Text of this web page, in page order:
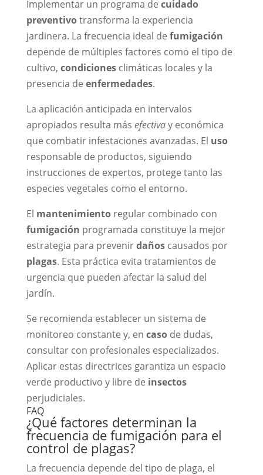
Implementar un programa de cuidado
preventivotransforma la experiencia
jardinera. La frecuencia ideal de fumigación
depende de múltiples factores como el tipo de
cultivo, condicionesclimáticas locales y la
presencia de enfermedades.
La aplicación anticipada en intervalos
apropiados resulta más efectivay económica
que combatir infestaciones avanzadas. El uso
responsable de productos, siguiendo
instrucciones de expertos, protege tanto las
especies vegetales como el entorno.
El mantenimientoregular combinado con
fumigación programada constituye la mejor
estrategia para prevenirdañoscausados por
plagas. Esta práctica evita tratamientos de
urgencia que pueden afectar la salud del
jardín.
Se recomienda establecer un sistema de
monitoreo constante y, en casode dudas,
consultar con profesionales especializados.
Aplicar estas directrices garantiza un espacio
verde productivo y libre de insectos
perjudiciales.
FAQ
¿Qué factores determinan la
frecuencia de fumigación para el
control de plagas?
La frecuencia depende del tipo de plaga, el